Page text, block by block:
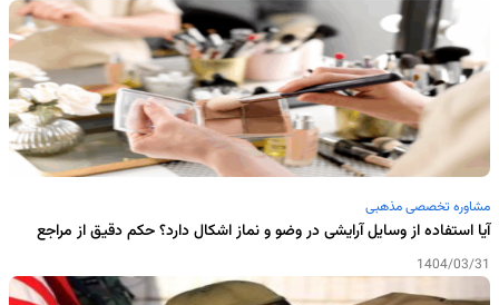
مشاوره تخصصی مذهبی
آیا استفاده از وسایل آرایشی در وضو و نماز اشکال دارد؟ حکم دقیق از مراجع
1404/03/31